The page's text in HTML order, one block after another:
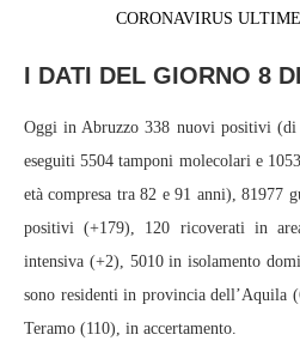
CORONAVIRUS
I DATI DEL GIORNO 8
Oggi in Abruzzo 338 nuovi positivi (di
eseguiti 5504 tamponi molecolari e
età compresa tra 82 e 91 anni), 81977
positivi (+179), 120 ricoverati in
intensiva (+2), 5010 in isolamento
sono residenti in provincia dell’Aquila
Teramo (110), in accertamento.